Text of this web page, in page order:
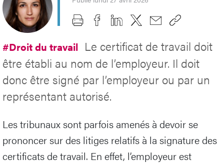
#Droit du travail Le certificat de travail doit
être établi au nom de l’employeur. Il doit
donc être signé par l’employeur ou par un
représentant autorisé.
Les tribunaux sont parfois amenés à devoir se
prononcer sur des litiges relatifs à la signature des
certificats de travail. En effet, l’employeur est